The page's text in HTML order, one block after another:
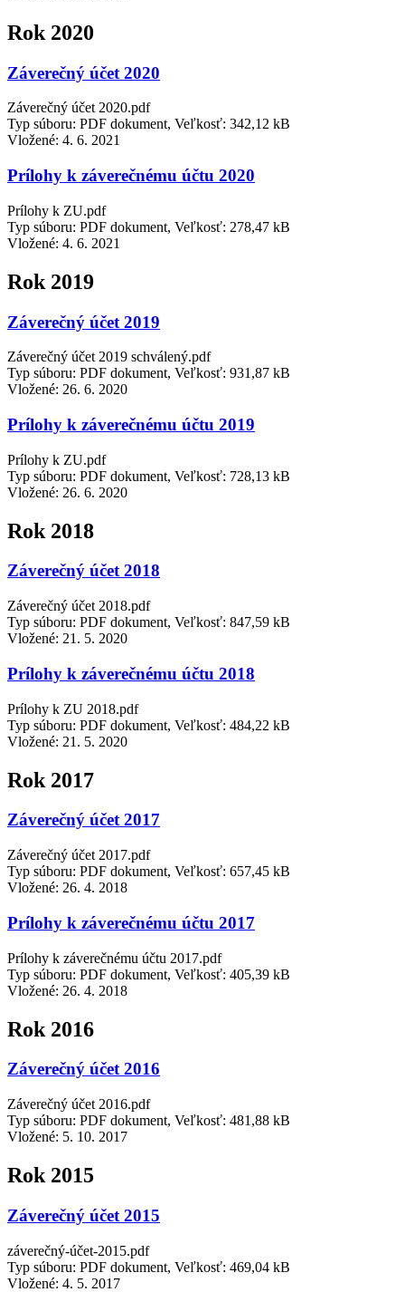
Rok 2020
Záverečný účet 2020
Záverečný účet 2020.pdf
Typ súboru: PDF dokument, Veľkosť: 342,12 kB
Vložené: 4. 6. 2021
Prílohy k záverečnému účtu 2020
Prílohy k ZU.pdf
Typ súboru: PDF dokument, Veľkosť: 278,47 kB
Vložené: 4. 6. 2021
Rok 2019
Záverečný účet 2019
Záverečný účet 2019 schválený.pdf
Typ súboru: PDF dokument, Veľkosť: 931,87 kB
Vložené: 26. 6. 2020
Prílohy k záverečnému účtu 2019
Prílohy k ZU.pdf
Typ súboru: PDF dokument, Veľkosť: 728,13 kB
Vložené: 26. 6. 2020
Rok 2018
Záverečný účet 2018
Záverečný účet 2018.pdf
Typ súboru: PDF dokument, Veľkosť: 847,59 kB
Vložené: 21. 5. 2020
Prílohy k záverečnému účtu 2018
Prílohy k ZU 2018.pdf
Typ súboru: PDF dokument, Veľkosť: 484,22 kB
Vložené: 21. 5. 2020
Rok 2017
Záverečný účet 2017
Záverečný účet 2017.pdf
Typ súboru: PDF dokument, Veľkosť: 657,45 kB
Vložené: 26. 4. 2018
Prílohy k záverečnému účtu 2017
Prílohy k záverečnému účtu 2017.pdf
Typ súboru: PDF dokument, Veľkosť: 405,39 kB
Vložené: 26. 4. 2018
Rok 2016
Záverečný účet 2016
Záverečný účet 2016.pdf
Typ súboru: PDF dokument, Veľkosť: 481,88 kB
Vložené: 5. 10. 2017
Rok 2015
Záverečný účet 2015
záverečný-účet-2015.pdf
Typ súboru: PDF dokument, Veľkosť: 469,04 kB
Vložené: 4. 5. 2017